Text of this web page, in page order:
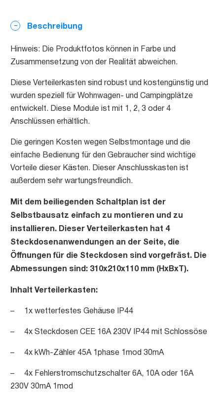
Beschreibung
Hinweis: Die Produktfotos können in Farbe und
Zusammensetzung von der Realität abweichen.
Diese Verteilerkasten sind robust und kostengünstig und
wurden speziell für Wohnwagen- und Campingplätze
entwickelt. Diese Module ist mit 1, 2, 3 oder 4
Anschlüssen erhältlich.
Die geringen Kosten wegen Selbstmontage und die
einfache Bedienung für den Gebraucher sind wichtige
Vorteile dieser Kästen. Dieser Anschlusskasten ist
außerdem sehr wartungsfreundlich.
Mit dem beiliegenden Schaltplan ist der
Selbstbausatz einfach zu montieren und zu
installieren. Dieser Verteilerkasten hat 4
Steckdosenanwendungen an der Seite, die
Öffnungen für die Steckdosen sind vorgefräst. Die
Abmessungen sind: 310x210x110 mm (HxBxT).
Inhalt Verteilerkasten:
– 1x wetterfestes Gehäuse IP44
– 4x Steckdosen CEE 16A 230V IP44 mit Schlossöse
– 4x kWh-Zähler 45A 1phase 1mod 30mA
– 4x Fehlerstromschutzschalter 6A, 10A oder 16A
230V 30mA 1mod